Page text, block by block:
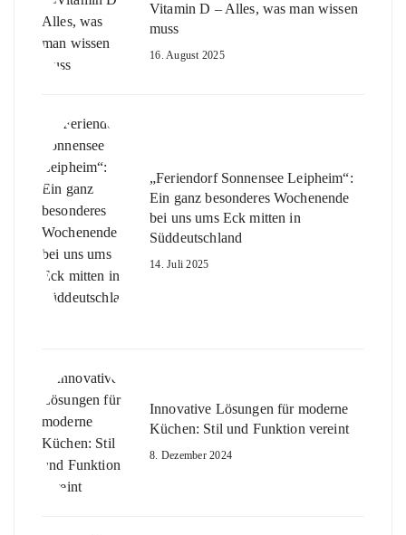
Vitamin D – Alles, was man wissen
muss
16. August 2025
„Feriendorf Sonnensee Leipheim“:
Ein ganz besonderes Wochenende
bei uns ums Eck mitten in
Süddeutschland
14. Juli 2025
Innovative Lösungen für moderne
Küchen: Stil und Funktion vereint
8. Dezember 2024